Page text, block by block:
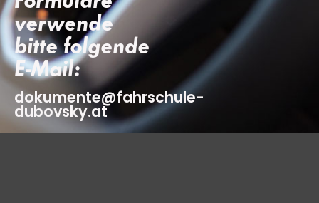
verwende
bitte folgende
E-Mail:
dokumente@fahrschule-
dubovsky.at